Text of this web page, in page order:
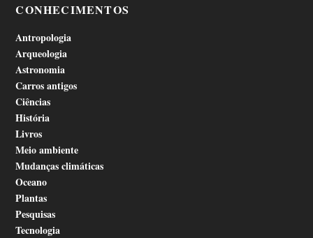
CONHECIMENTOS
Antropologia
Arqueologia
Astronomia
Carros antigos
Ciências
História
Livros
Meio ambiente
Mudanças climáticas
Oceano
Plantas
Pesquisas
Tecnologia